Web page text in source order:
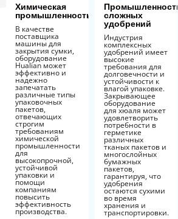
Химическая
промышленность
В качестве
поставщика
машины для
закрытия сумки,
оборудование
Hualian может
эффективно и
надежно
запечатать
различные типы
упаковочных
пакетов,
отвечающих
строгим
требованиям
химической
промышленности
для
высокопрочной,
устойчивой
упаковки и
помощи
компаниям
повысить
эффективность
производства.
Промышленность
сложных
удобрений
Индустрия
комплексных
удобрений имеет
высокие
требования для
долговечности и
устойчивости к
влагой упаковке.
Закрывающее
оборудование
для хюаля может
удовлетворить
потребности в
герметике
различных
тканых пакетов и
многослойных
бумажных
пакетов,
гарантируя, что
удобрения
остаются сухими
во время
хранения и
транспортировки.